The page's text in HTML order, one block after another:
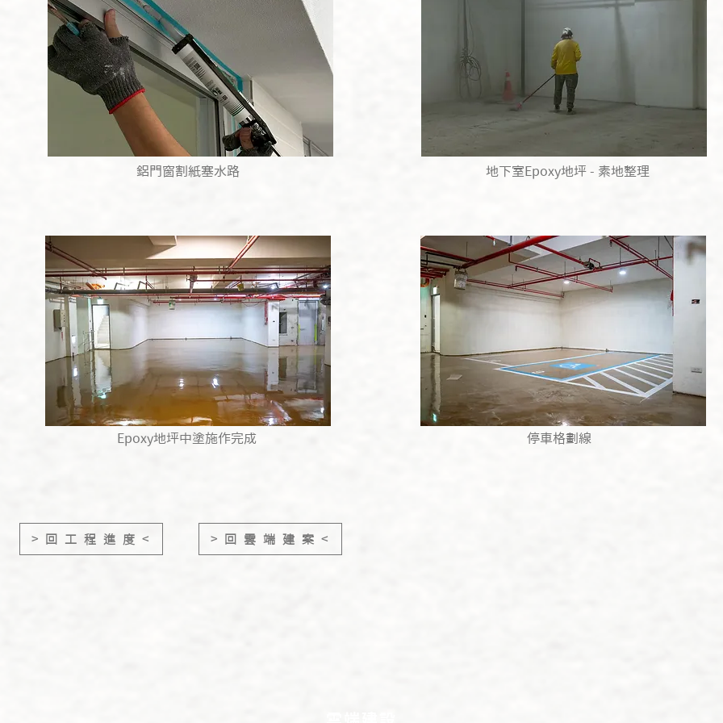
鋁門窗割紙塞水路
Epoxy地坪中塗施作完成
地下室Epoxy地坪 - 素地整理
停車格劃線
> 回 工 程 進 度 < > 回 雲 端 建 案 <